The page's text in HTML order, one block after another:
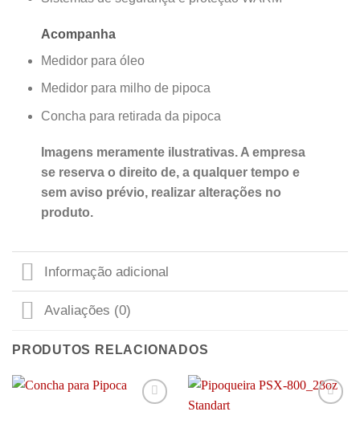
Acompanha
Medidor para óleo
Medidor para milho de pipoca
Concha para retirada da pipoca
Imagens meramente ilustrativas. A empresa
se reserva o direito de, a qualquer tempo e
sem aviso prévio, realizar alterações no
produto.
Informação adicional
Avaliações (0)
PRODUTOS RELACIONADOS